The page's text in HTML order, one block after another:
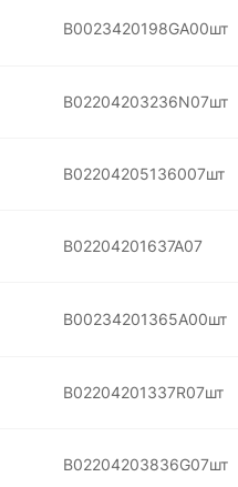
B0023420198GA00шт
B02204203236N07шт
B02204205136007шт
B02204201637A07
B00234201365A00шт
B02204201337R07шт
B02204203836G07шт